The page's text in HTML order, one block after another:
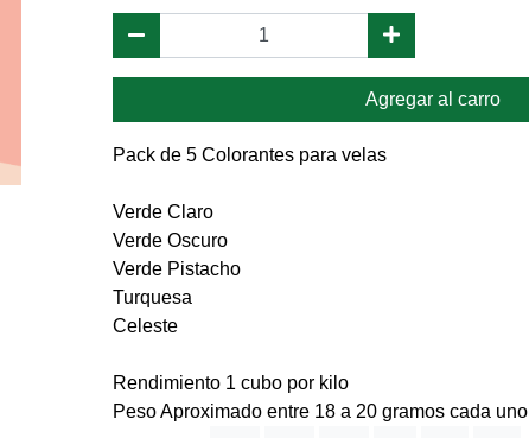
Agregar al carro
Pack de 5 Colorantes para velas
Verde Claro
Verde Oscuro
Verde Pistacho
Turquesa
Celeste
Rendimiento 1 cubo por kilo
Peso Aproximado entre 18 a 20 gramos cada uno